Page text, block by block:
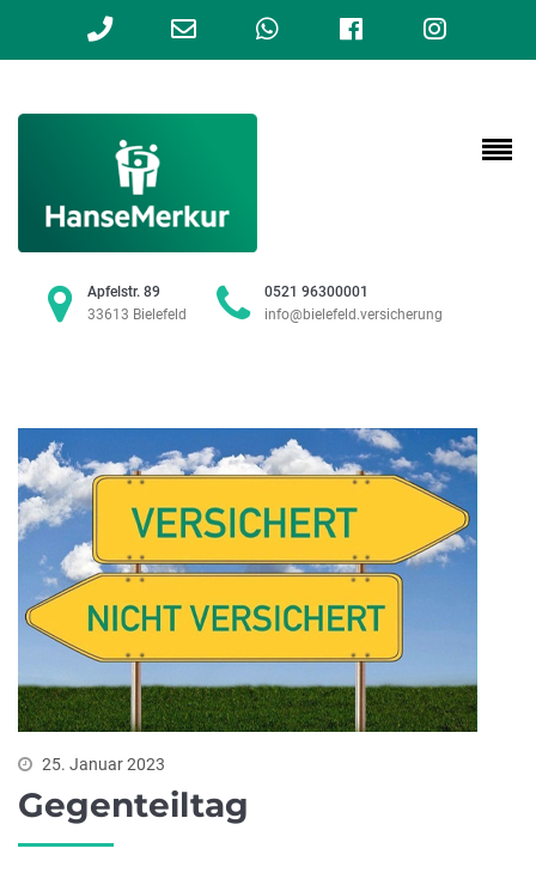
Apfelstr. 89
33613 Bielefeld
0521 96300001
info@bielefeld.versicherung
25. Januar 2023
Gegenteiltag
Phone
calling
Email
WhatsAppFacebook